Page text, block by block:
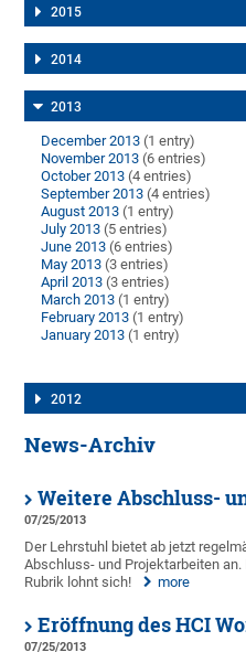
2015
2014
2013
December 2013 (1 entry)
November 2013 (6 entries)
October 2013 (4 entries)
September 2013 (4 entries)
August 2013 (1 entry)
July 2013 (5 entries)
June 2013 (6 entries)
May 2013 (3 entries)
April 2013 (3 entries)
March 2013 (1 entry)
February 2013 (1 entry)
January 2013 (1 entry)
2012
News-Archiv
Weitere Abschluss-
07/25/2013
Der Lehrstuhl bietet ab jetzt
Abschluss- und Projektarbeiten
Rubrik lohnt sich!
more
Eröffnung des HCI
07/25/2013